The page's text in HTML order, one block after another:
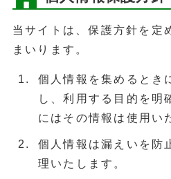
当サイトは、保護方針を定
まいります。
個人情報を集めるとき
し、利用する目的を明
にはその情報は使用い
個人情報は漏えいを防
理いたします。